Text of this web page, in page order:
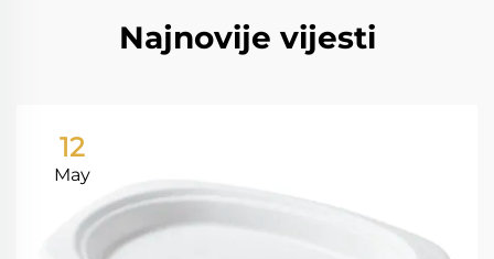
Najnovije vijesti
12
May